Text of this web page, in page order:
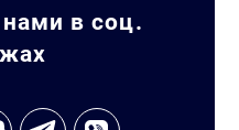
нами в соц.